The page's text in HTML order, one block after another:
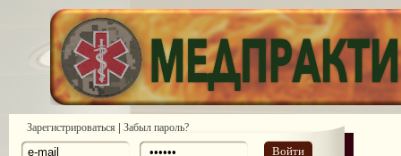
Зарегистрироваться | Забыл пароль?
Войти